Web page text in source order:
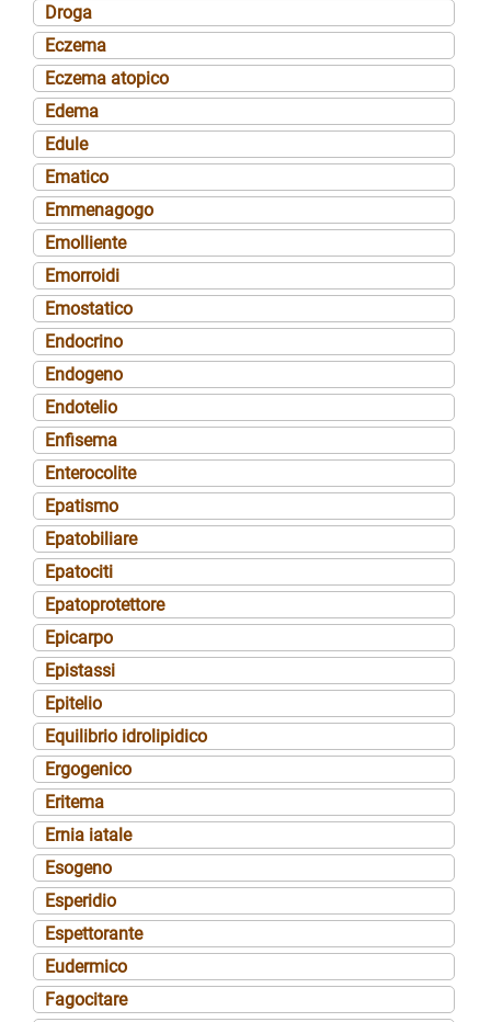
Droga
Eczema
Eczema atopico
Edema
Edule
Ematico
Emmenagogo
Emolliente
Emorroidi
Emostatico
Endocrino
Endogeno
Endotelio
Enfisema
Enterocolite
Epatismo
Epatobiliare
Epatociti
Epatoprotettore
Epicarpo
Epistassi
Epitelio
Equilibrio idrolipidico
Ergogenico
Eritema
Ernia iatale
Esogeno
Esperidio
Espettorante
Eudermico
Fagocitare